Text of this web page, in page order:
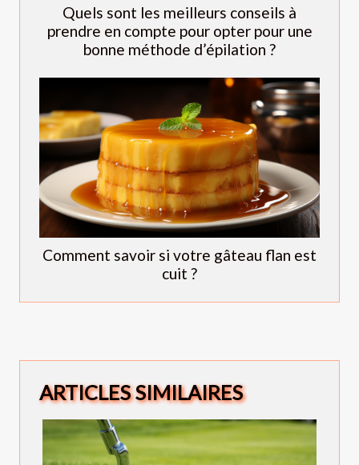
Quels sont les meilleurs conseils à
prendre en compte pour opter pour une
bonne méthode d’épilation ?
Comment savoir si votre gâteau flan est
cuit ?
ARTICLES SIMILAIRES